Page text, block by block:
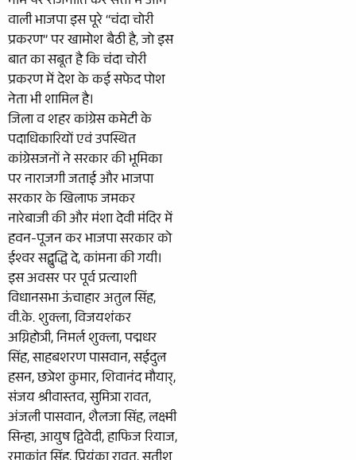
वाली भाजपा इस पूरे ‘‘चंदा चोरी
प्रकरण’’ पर खामोश बैठी है, जो इस
बात का सबूत है कि चंदा चोरी
प्रकरण में देश के कई सफेद पोश
नेता भी शामिल है।
जिला व शहर कांग्रेस कमेटी के
पदाधिकारियों एवं उपस्थित
कांग्रेसजनों ने सरकार की भूमिका
पर नाराजगी जताई और भाजपा
सरकार के खिलाफ जमकर
नारेबाजी की और मंशा देवी मंदिर में
हवन-पूजन कर भाजपा सरकार को
ईश्वर सद्बुद्धि दे, कांमना की गयी।
इस अवसर पर पूर्व प्रत्याशी
विधानसभा ऊंचाहार अतुल सिंह,
वी.के. शुक्ला, विजयशंकर
अग्निहोत्री, निमर्ल शुक्ला, पद्मधर
सिंह, साहबशरण पासवान, सईदुल
हसन, छत्रेश कुमार, शिवानंद मौयार्,
संजय श्रीवास्तव, सुमित्रा रावत,
अंजली पासवान, शैलजा सिंह, लक्ष्मी
सिन्हा, आयुष द्विवेदी, हाफिज रियाज,